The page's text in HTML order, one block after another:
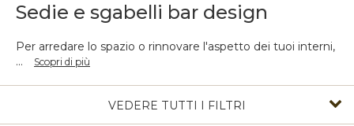
Sedie e sgabelli bar design
Per arredare lo spazio o rinnovare l'aspetto dei tuoi interni,
...
Scopri di più
VEDERE TUTTI I FILTRI